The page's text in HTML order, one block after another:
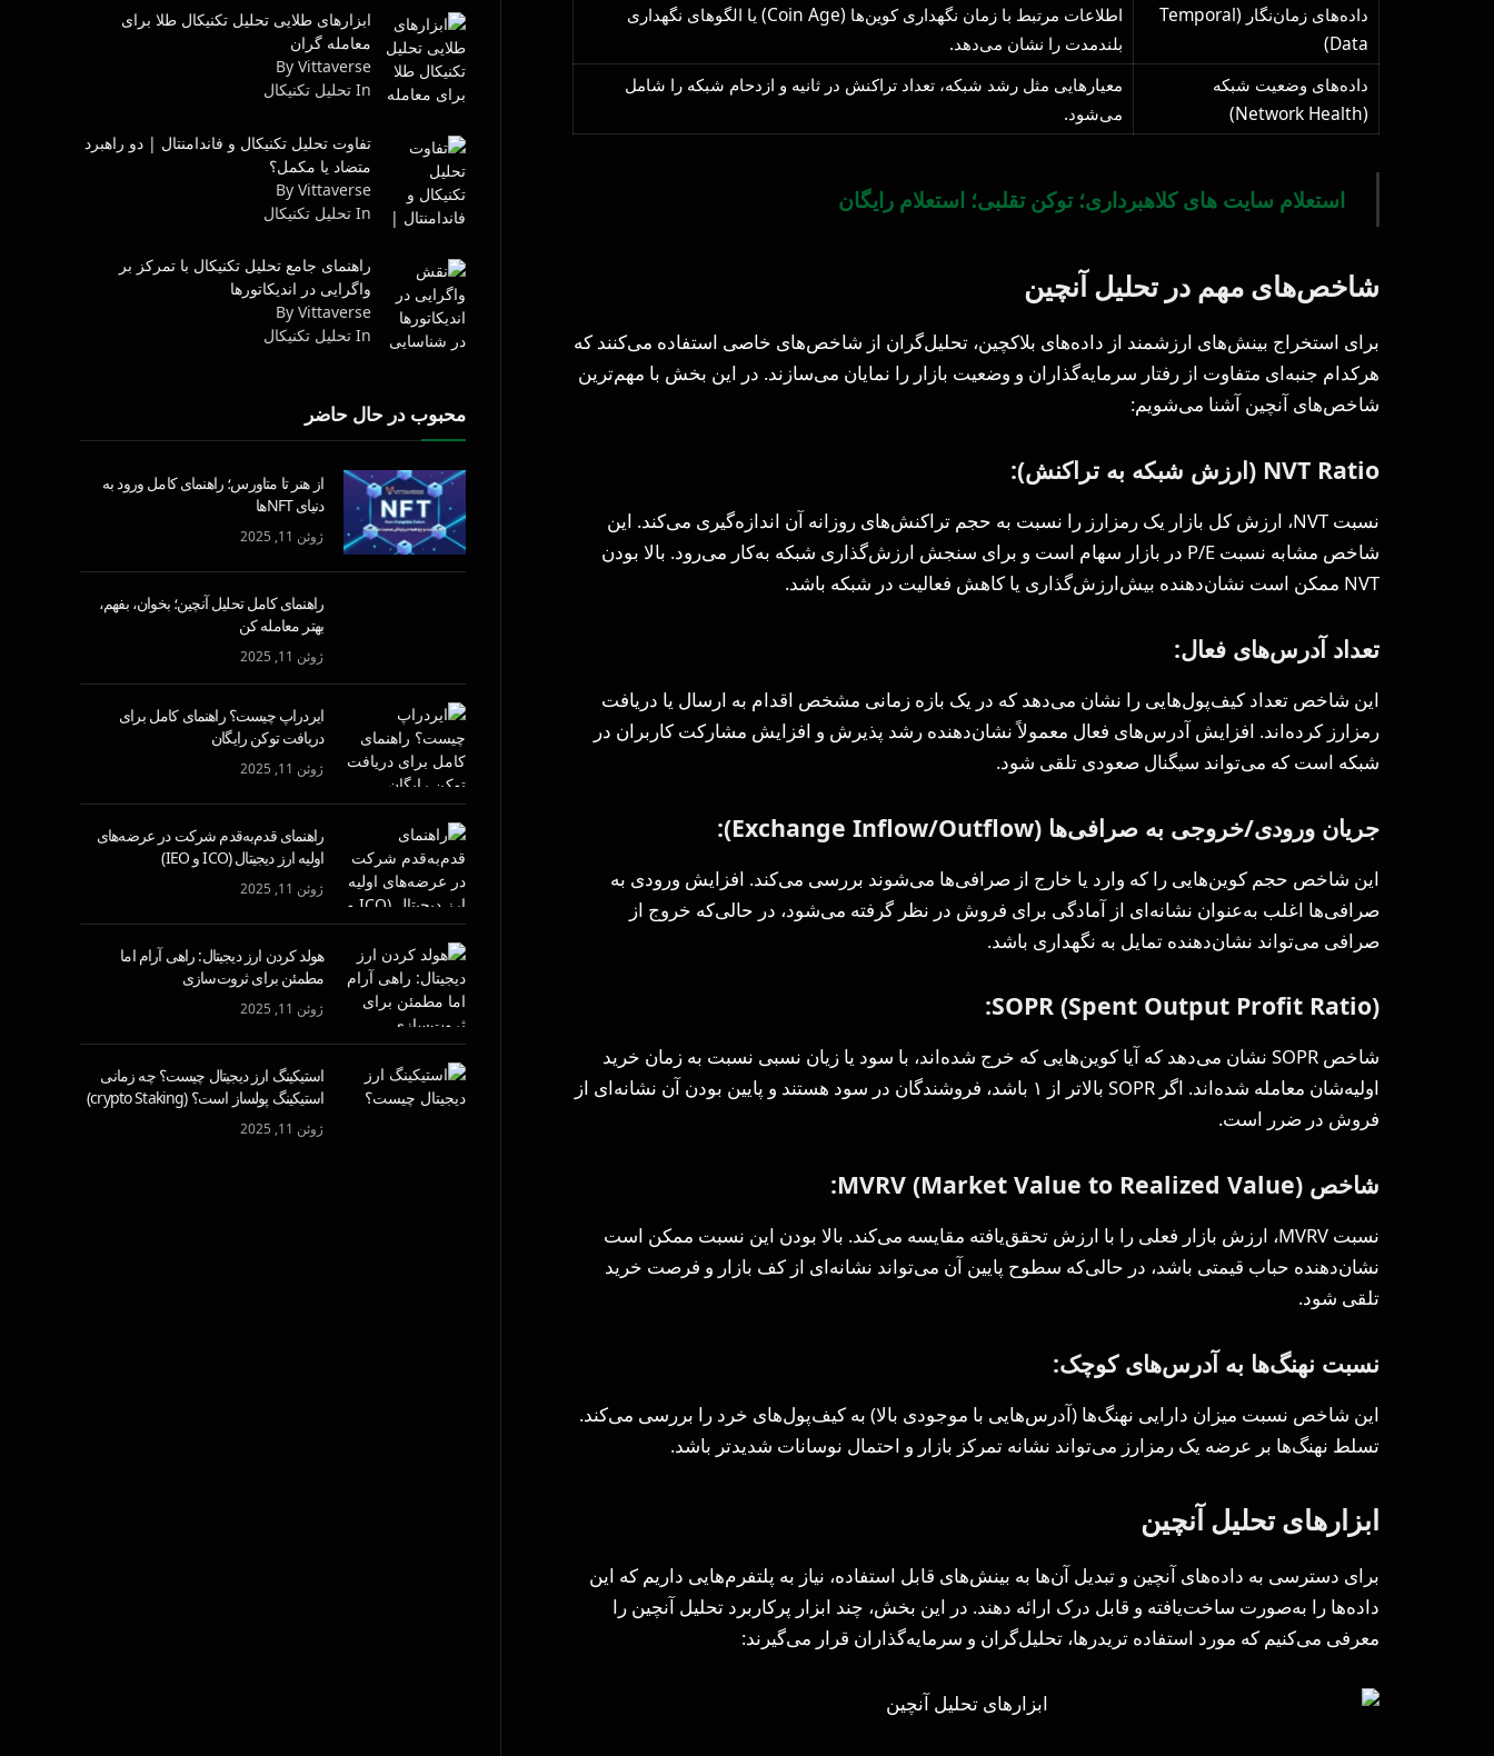
داده‌های زمان‌نگار (Temporal
Data)
اطلاعات مرتبط با زمان نگهداری کوین‌ها (Coin Age) یا الگوهای نگهداری
بلندمدت را نشان می‌دهد.
داده‌های وضعیت شبکه
(Network Health)
معیارهایی مثل رشد شبکه، تعداد تراکنش در ثانیه و ازدحام شبکه را شامل
می‌شود.
استعلام سایت های کلاهبرداری؛ توکن تقلبی؛ استعلام رایگان
شاخص‌های مهم در تحلیل آنچین
برای استخراج بینش‌های ارزشمند از داده‌های بلاکچین، تحلیل‌گران از شاخص‌های خاصی استفاده می‌کنند که
هرکدام جنبه‌ای متفاوت از رفتار سرمایه‌گذاران و وضعیت بازار را نمایان می‌سازند. در این بخش با مهم‌ترین
شاخص‌های آنچین آشنا می‌شویم:
NVT Ratio (ارزش شبکه به تراکنش):
نسبت NVT، ارزش کل بازار یک رمزارز را نسبت به حجم تراکنش‌های روزانه آن اندازه‌گیری می‌کند. این
شاخص مشابه نسبت P/E در بازار سهام است و برای سنجش ارزش‌گذاری شبکه به‌کار می‌رود. بالا بودن
NVT ممکن است نشان‌دهنده بیش‌ارزش‌گذاری یا کاهش فعالیت در شبکه باشد.
تعداد آدرس‌های فعال:
این شاخص تعداد کیف‌پول‌هایی را نشان می‌دهد که در یک بازه زمانی مشخص اقدام به ارسال یا دریافت
رمزارز کرده‌اند. افزایش آدرس‌های فعال معمولاً نشان‌دهنده رشد پذیرش و افزایش مشارکت کاربران در
شبکه است که می‌تواند سیگنال صعودی تلقی شود.
جریان ورودی/خروجی به صرافی‌ها (Exchange Inflow/Outflow
):
این شاخص حجم کوین‌هایی را که وارد یا خارج از صرافی‌ها می‌شوند بررسی می‌کند. افزایش ورودی به
صرافی‌ها اغلب به‌عنوان نشانه‌ای از آمادگی برای فروش در نظر گرفته می‌شود، در حالی‌که خروج از
صرافی می‌تواند نشان‌دهنده تمایل به نگهداری باشد.
SOPR (Spent Output Profit Ratio)
:
شاخص SOPR نشان می‌دهد که آیا کوین‌هایی که خرج شده‌اند، با سود یا زیان نسبی نسبت به زمان خرید
اولیه‌شان معامله شده‌اند. اگر SOPR بالاتر از ۱ باشد، فروشندگان در سود هستند و پایین بودن آن نشانه‌ای از
فروش در ضرر است.
شاخص MVRV (Market Value to Realized Value)
:
نسبت MVRV، ارزش بازار فعلی را با ارزش تحقق‌یافته مقایسه می‌کند. بالا بودن این نسبت ممکن است
نشان‌دهنده حباب قیمتی باشد، در حالی‌که سطوح پایین آن می‌تواند نشانه‌ای از کف بازار و فرصت خرید
تلقی شود.
نسبت نهنگ‌ها به آدرس‌های کوچک:
این شاخص نسبت میزان دارایی نهنگ‌ها (آدرس‌هایی با موجودی بالا) به کیف‌پول‌های خرد را بررسی می‌کند.
تسلط نهنگ‌ها بر عرضه یک رمزارز می‌تواند نشانه تمرکز بازار و احتمال نوسانات شدیدتر باشد.
ابزارهای تحلیل آنچین
برای دسترسی به داده‌های آنچین و تبدیل آن‌ها به بینش‌های قابل استفاده، نیاز به پلتفرم‌هایی داریم که این
داده‌ها را به‌صورت ساخت‌یافته و قابل درک ارائه دهند. در این بخش، چند ابزار پرکاربرد تحلیل آنچین را
معرفی می‌کنیم که مورد استفاده تریدرها، تحلیل‌گران و سرمایه‌گذاران قرار می‌گیرند:
ابزارهای طلایی تحلیل تکنیکال طلا برای
معامله گران
By Vittaverse
In تحليل تكنيكال
تفاوت تحلیل تکنیکال و فاندامنتال | دو راهبرد
متضاد یا مکمل؟
By Vittaverse
In تحليل تكنيكال
راهنمای جامع تحلیل تکنیکال با تمرکز بر
واگرایی در اندیکاتورها
By Vittaverse
In تحليل تكنيكال
محبوب در حال حاضر
از هنر تا متاورس؛ راهنمای کامل ورود به
دنیای NFTها
ژوئن 11, 2025
راهنمای کامل تحلیل آنچین؛ بخوان، بفهم،
بهتر معامله کن
ژوئن 11, 2025
ایردراپ چیست؟ راهنمای کامل برای
دریافت توکن رایگان
ژوئن 11, 2025
راهنمای قدم‌به‌قدم شرکت در عرضه‌های
اولیه ارز دیجیتال (ICO و IEO)
ژوئن 11, 2025
هولد کردن ارز دیجیتال: راهی آرام اما
مطمئن برای ثروت‌سازی
ژوئن 11, 2025
استیکینگ ارز دیجیتال چیست؟ چه زمانی
استیکینگ پولساز است؟ (crypto Staking)
ژوئن 11, 2025